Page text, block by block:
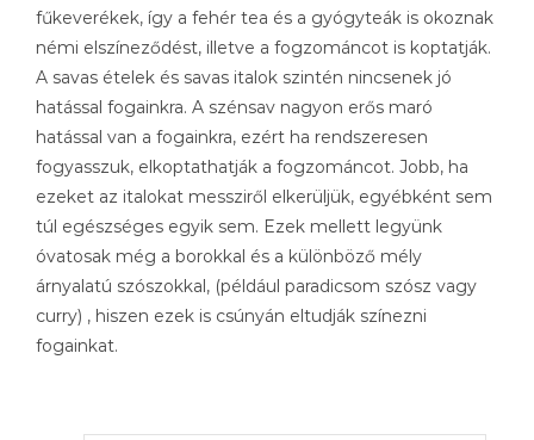
fűkeverékek, így a fehér tea és a gyógyteák is okoznak
némi elszíneződést, illetve a fogzománcot is koptatják.
A savas ételek és savas italok szintén nincsenek jó
hatással fogainkra. A szénsav nagyon erős maró
hatással van a fogainkra, ezért ha rendszeresen
fogyasszuk, elkoptathatják a fogzománcot. Jobb, ha
ezeket az italokat messziről elkerüljük, egyébként sem
túl egészséges egyik sem. Ezek mellett legyünk
óvatosak még a borokkal és a különböző mély
árnyalatú szószokkal, (például paradicsom szósz vagy
curry) , hiszen ezek is csúnyán eltudják színezni
fogainkat.